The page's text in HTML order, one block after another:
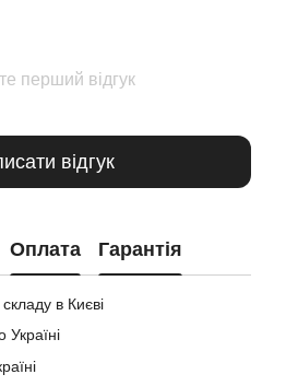
перший відгук
відгук
Оплата Гарантія
в Києві